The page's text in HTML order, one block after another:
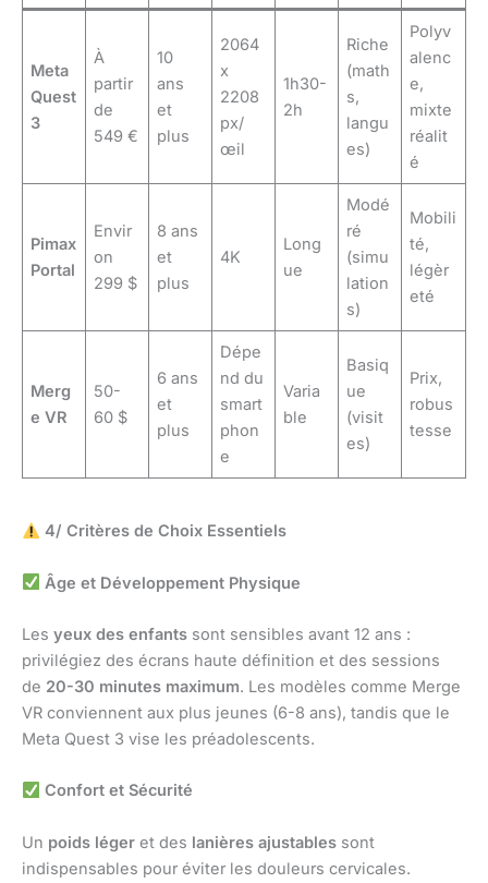
Meta
Quest
3
À
partir
de
549 €
10
ans
et
plus
2064
x
2208
px/
œil
1h30-
2h
Riche
(math
s,
langu
es)
Polyv
alenc
e,
mixte
réalit
é
Pimax
Portal
Envir
on
299 $
8 ans
et
plus
4K
Long
ue
Modé
ré
(simu
lation
s)
Mobili
té,
légèr
eté
Merg
e VR
50-
60 $
6 ans
et
plus
Dépe
nd du
smart
phon
e
Varia
ble
Basiq
ue
(visit
es)
Prix,
robus
tesse
4/ Critères de Choix Essentiels
Âge et Développement Physique
Les yeux des enfants sont sensibles avant 12 ans :
privilégiez des écrans haute définition et des sessions
de 20-30 minutes maximum. Les modèles comme Merge
VR conviennent aux plus jeunes (6-8 ans), tandis que le
Meta Quest 3 vise les préadolescents.
Confort et Sécurité
Un poids léger et des lanières ajustables sont
indispensables pour éviter les douleurs cervicales.